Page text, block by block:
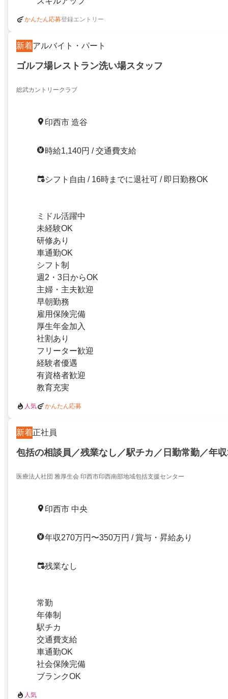
かんたん応募登録エントリー
新着アルバイト・パート
ゴルフ場レストラン洗い場スタッフ
総武カントリークラブ
印西市 造谷
時給1,140円 / 交通費支給
シフト自由 / 16時までに退社可 / 即日勤務OK
ミドル活躍中
未経験OK
研修あり
車通勤OK
シフト制
週2・3日からOK
主婦・主夫歓迎
早朝勤務
雇用保険完備
厚生年金加入
社割あり
フリーター歓迎
経験者優遇
有資格者歓迎
教育充実
人気 かんたん応募
新着正社員
包括の相談員／残業なし／駅チカ／日勤常勤／年
医療法人社団 雅厚生会 印西市印西南部地域包括支援センター
印西市 中央
年収270万円〜350万円 / 賞与・昇給あり
残業なし
常勤
年俸制
駅チカ
交通費支給
車通勤OK
社会保険完備
ブランクOK
人気